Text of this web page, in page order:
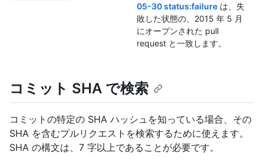
05-30 status:failure は、失
敗した状態の、2015 年 5 月
にオープンされた pull
request と一致します。
コミット SHA で検索
コミットの特定の SHA ハッシュを知っている場合、その
SHA を含むプルリクエストを検索するために使えます。
SHA の構文は、7 字以上であることが必要です。